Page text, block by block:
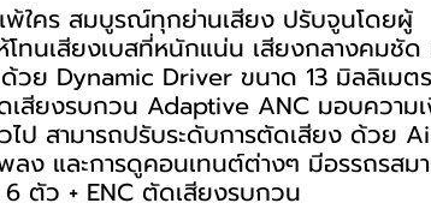
ใคร สมบูรณ์ทุกย่านเสียง ปรับจูนโดยผู้
ทนเสียงเบสที่หนักแน่น เสียงกลางคมชัด
ย Dynamic Driver ขนาด 13 มิลลิเมต
สียงรบกวน Adaptive ANC มอบความ
ป สามารถปรับระดับการตัดเสียง ด้วย Ai
ง และการดูคอนเทนต์ต่างๆ มีอรรถรสม
ตัว + ENC ตัดเสียงรบกวน